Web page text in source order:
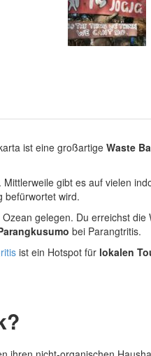
ist eine großartige Waste
gibt es auf vielen
befürwortet wird.
gelegen. Du erreichst
bei Parangtritis.
ist ein Hotspot für lokalen